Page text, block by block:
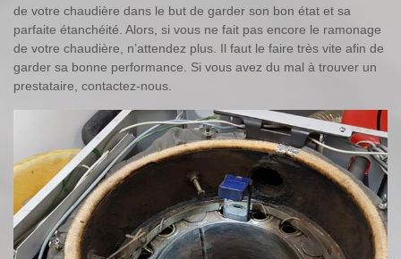
de votre chaudière dans le but de garder son bon état et sa
parfaite étanchéité. Alors, si vous ne fait pas encore le ramonage
de votre chaudière, n’attendez plus. Il faut le faire très vite afin de
garder sa bonne performance. Si vous avez du mal à trouver un
prestataire, contactez-nous.